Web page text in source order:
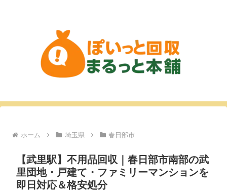
ホーム 埼玉県 春日部市
【武里駅】不用品回収｜春日部市南部の武
里団地・戸建て・ファミリーマンションを
即日対応＆格安処分